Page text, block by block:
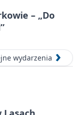
– „Do
wydarzenia